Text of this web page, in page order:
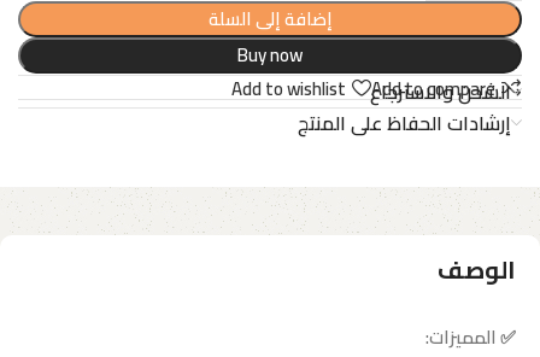
إضافة إلى السلة
Buy now
Add to compare
Add to wishlist
الشحن والاسترجاع
إرشادات الحفاظ على المنتج
الوصف
✅ المميزات: